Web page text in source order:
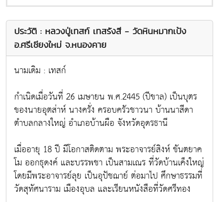
ประวัติ : หลวงปู่เทสก์ เทสรังสี - วัดหินหมากเป้ง
อ.ศรีเชียงใหม่ จ.หนองคาย
นามเดิม : เทสก์
กำเนิดเมื่อวันที่ 26 เมษายน พ.ศ.2445 (ปีขาล) เป็นบุตร
ของนายอุตส่าห์ นางครั่ง ครอบครัวชาวนา บ้านนาสีดา
ตำบลกลางใหญ่ อำเภอบ้านผือ จังหวัดอุดรธานี
เมื่ออายุ 18 ปี มีโอกาสติดตาม พระอาจารย์สิงห์ ขันตยาค
โม ออกธุดงค์ และบรรพชา เป็นสามเณร ที่วัดบ้านเค็งใหญ่
โดยมีพระอาจารย์ลุย เป็นอุปัชฌาย์ ต่อมาไป ศึกษาธรรมที่
วัดสุทัศนาราม เมืองอุบล และเรียนหนังสือที่วัดศรีทอง